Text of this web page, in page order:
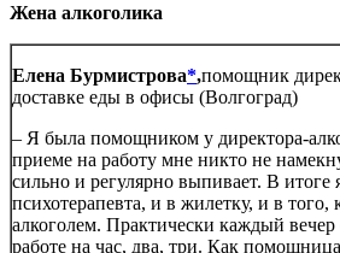
Жена алкоголика
Елена Бурмистрова*,помощник
доставке еды в офисы (Волгоград)
– Я была помощником у директора-
приеме на работу мне никто не
сильно и регулярно выпивает. В итоге
психотерапевта, и в жилетку, и в того,
алкоголем. Практически каждый вечер
работе на час, два, три. Как